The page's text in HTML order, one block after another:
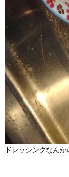
ドレッシングなん